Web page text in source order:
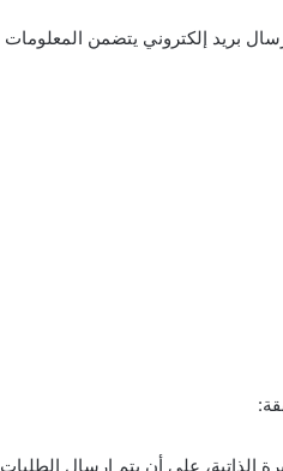
بريد إلكتروني يتضمن المعلومات
الذاتية، على أن يتم إرسال الطلبات